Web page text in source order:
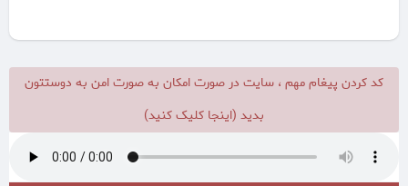
کد کردن پیغام مهم ، سایت در صورت امکان به صورت امن به دوستتون
بدید (اینجا کلیک کنید)